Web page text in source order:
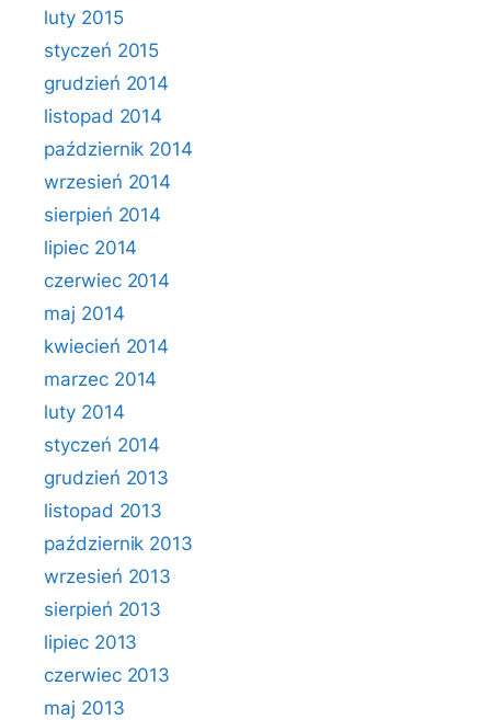
luty 2015
styczeń 2015
grudzień 2014
listopad 2014
październik 2014
wrzesień 2014
sierpień 2014
lipiec 2014
czerwiec 2014
maj 2014
kwiecień 2014
marzec 2014
luty 2014
styczeń 2014
grudzień 2013
listopad 2013
październik 2013
wrzesień 2013
sierpień 2013
lipiec 2013
czerwiec 2013
maj 2013